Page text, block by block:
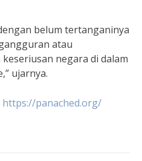
belum tertanganinya
atau
negara di dalam
ujarnya.
https://panached.org/